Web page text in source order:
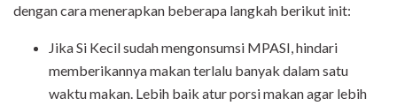
dengan cara menerapkan beberapa langkah berikut init:
Jika Si Kecil sudah mengonsumsi MPASI, hindari
memberikannya makan terlalu banyak dalam satu
waktu makan. Lebih baik atur porsi makan agar lebih